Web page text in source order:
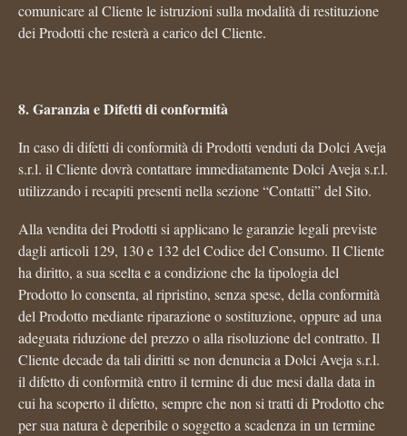
comunicare al Cliente le istruzioni sulla modalità di restituzione
dei Prodotti che resterà a carico del Cliente.
8. Garanzia e Difetti di conformità
In caso di difetti di conformità di Prodotti venduti da Dolci Aveja
s.r.l. il Cliente dovrà contattare immediatamente Dolci Aveja s.r.l.
utilizzando i recapiti presenti nella sezione “Contatti” del Sito.
Alla vendita dei Prodotti si applicano le garanzie legali previste
dagli articoli 129, 130 e 132 del Codice del Consumo. Il Cliente
ha diritto, a sua scelta e a condizione che la tipologia del
Prodotto lo consenta, al ripristino, senza spese, della conformità
del Prodotto mediante riparazione o sostituzione, oppure ad una
adeguata riduzione del prezzo o alla risoluzione del contratto. Il
Cliente decade da tali diritti se non denuncia a Dolci Aveja s.r.l.
il difetto di conformità entro il termine di due mesi dalla data in
cui ha scoperto il difetto, sempre che non si tratti di Prodotto che
per sua natura è deperibile o soggetto a scadenza in un termine